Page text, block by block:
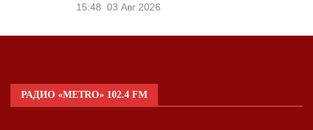
15:48 03 Авг 2026
РАДИО «METRO» 102.4 FM